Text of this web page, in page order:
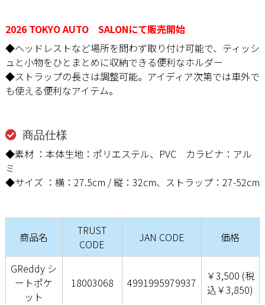
2026 TOKYO AUTO SALONにて販売開始
◆ヘッドレストなど場所を問わず取り付け可能で、ティッシ
ュと小物をひとまとめに収納できる便利なホルダー
◆ストラップの長さは調整可能。アイディア次第では車外で
も使える便利なアイテム。
商品仕様
◆素材 ：本体生地：ポリエステル、PVC カラビナ：アル
ミ
◆サイズ ：横：27.5cm / 縦：32cm、ストラップ：27-52cm
商品名
TRUST
CODE
JAN CODE 価格
GReddy シ
ートポケ
ット
18003068 4991995979937
￥3,500 (税
込￥3,850)